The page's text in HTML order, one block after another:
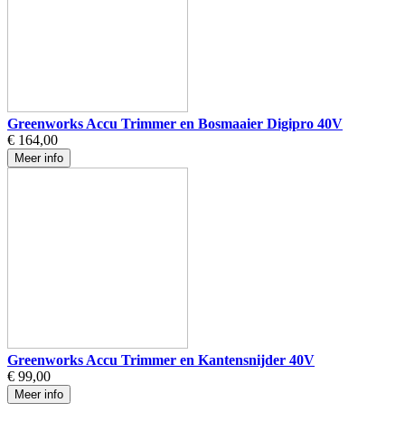
Greenworks Accu Trimmer en Bosmaaier Digipro 40V
€ 164,00
Meer info
Greenworks Accu Trimmer en Kantensnijder 40V
€ 99,00
Meer info